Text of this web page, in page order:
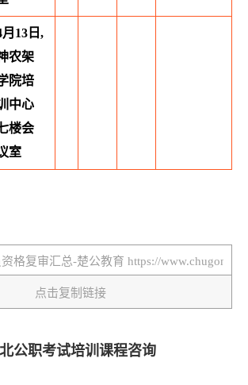
月13日,
农架
院培
中心
楼会
室
点击复制链接
公职考试培训课程咨询